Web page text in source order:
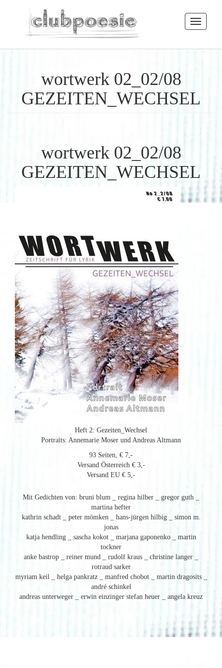
Toggle
wortwerk 02_02/08
GEZEITEN_WECHSEL
wortwerk 02_02/08
GEZEITEN_WECHSEL
Heft 2: Gezeiten_Wechsel
Portraits: Annemarie Moser und Andreas Altmann
93 Seiten, € 7,-
Versand Österreich € 3,-
Versand EU € 5,-
Mit Gedichten von: bruni blum _ regina hilber _ gregor guth _
martina hefter
kathrin schadt _ peter mömken _ hans-jürgen hilbig _ simon m.
jonas
katja hendling _ sascha kokot _ marjana gaponenko _ martin
tockner
anke bastrop _ reiner mund _ rudolf kraus _ christine langer _
rotraud sarker
myriam keil _ helga pankratz _ manfred chobot _ martin dragosits _
andré schinkel
andreas unterweger _ erwin einzinger stefan heuer _ angela kreuz